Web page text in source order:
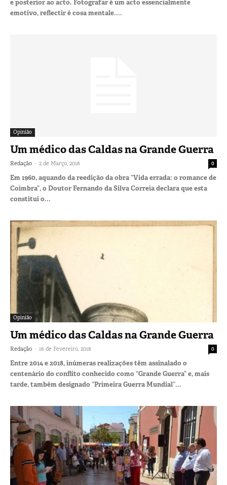
e posterior ao acto. Fotografar é um acto essencialmente
emotivo, reflectir é cosa mentale....
Opinião
Um médico das Caldas na Grande Guerra
Redação - 2 de Março, 2018 0
Em 1960, aquando da reedição da obra “Vida errada: o romance de
Coimbra”, o Doutor Fernando da Silva Correia declara que esta
constitui o...
Opinião
Um médico das Caldas na Grande Guerra
Redação - 16 de Fevereiro, 2018 0
Entre 2014 e 2018, inúmeras realizações têm assinalado o
centenário do conflito conhecido como “Grande Guerra” e, mais
tarde, também designado “Primeira Guerra Mundial”...